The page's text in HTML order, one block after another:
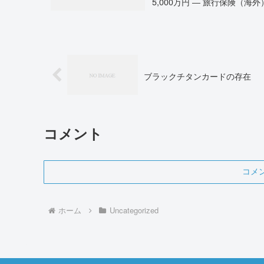
ブラックチタンカードの存在
コメント
コメ
ホーム Uncategorized